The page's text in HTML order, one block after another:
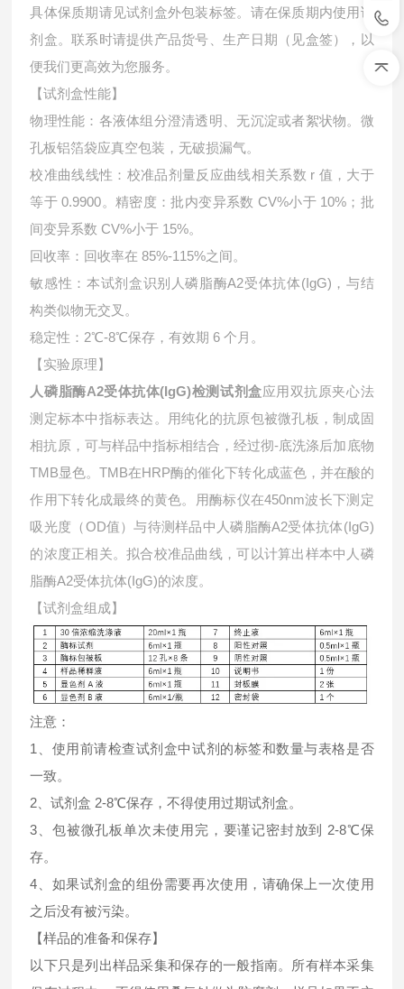
具体保质期请见试剂盒外包装标签。请在保质期内使用试
剂盒。联系时请提供产品货号、生产日期（见盒签），以
便我们更高效为您服务。
【试剂盒性能】
物理性能：各液体组分澄清透明、无沉淀或者絮状物。微
孔板铝箔袋应真空包装，无破损漏气。
校准曲线线性：校准品剂量反应曲线相关系数 r 值，大于
等于 0.9900。精密度：批内变异系数 CV%小于 10%；批
间变异系数 CV%小于 15%。
回收率：回收率在 85%-115%之间。
敏感性：本试剂盒识别人磷脂酶A2受体抗体(IgG)，与结
构类似物无交叉。
稳定性：2℃-8℃保存，有效期 6 个月。
【实验原理】
人磷脂酶A2受体抗体(IgG)检测试剂盒应用双抗原夹心法
测定标本中指标表达。用纯化的抗原包被微孔板，制成固
相抗原，可与样品中指标相结合，经过彻-底洗涤后加底物
TMB显色。TMB在HRP酶的催化下转化成蓝色，并在酸的
作用下转化成最终的黄色。用酶标仪在450nm波长下测定
吸光度（OD值）与待测样品中 人磷脂酶A2受体抗体(IgG)
的浓度正相关。拟合校准品曲线，可以计算出样本中 人磷
脂酶A2受体抗体(IgG)的浓度。
【试剂盒组成】
注意：
1、使用前请检查试剂盒中试剂的标签和数量与表格是否
一致。
2、试剂盒 2-8℃保存，不得使用过期试剂盒。
3、包被微孔板单次未使用完，要谨记密封放到 2-8℃保
存。
4、如果试剂盒的组份需要再次使用，请确保上一次使用
之后没有被污染。
【样品的准备和保存】
以下只是列出样品采集和保存的一般指南。所有样本采集